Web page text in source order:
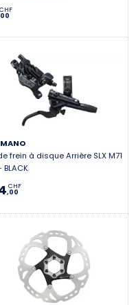
CHF
frein à disque Arrière SLX M71
BLACK
,00
CHF